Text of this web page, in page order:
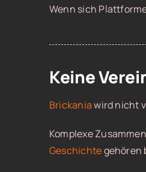
Wenn sich
Keine
Brickaniawird nicht
Komplexe
Geschichtegehören